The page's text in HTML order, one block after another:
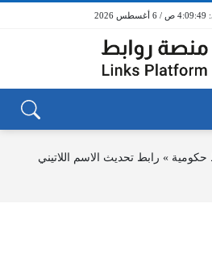
4:09:49 ص / 6 أغسطس 2026
حكومية » رابط تحديث الاسم اللاتيني